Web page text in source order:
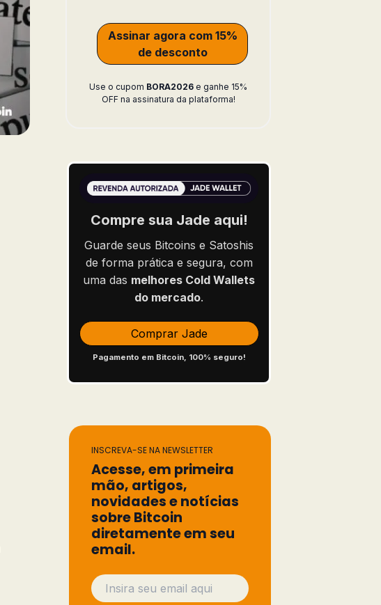
Assinar agora com 15%
de desconto
Use o cupom BORA2026 e ganhe 15%
OFF na assinatura da plataforma!
Compre sua Jade aqui!
Guarde seus Bitcoins e Satoshis
de forma prática e segura, com
uma das melhores Cold Wallets
do mercado.
Comprar Jade
Pagamento em Bitcoin, 100% seguro!
INSCREVA-SE NA NEWSLETTER
Acesse, em primeira
mão, artigos,
novidades e notícias
sobre Bitcoin
diretamente em seu
email.